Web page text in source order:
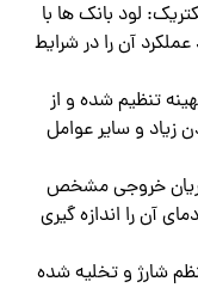
لود بانک ها با
آن را در شرایط
تنظیم شده و از
زیاد و سایر عوامل
خروجی مشخص
آن را اندازه گیری
شارژ و تخلیه شده